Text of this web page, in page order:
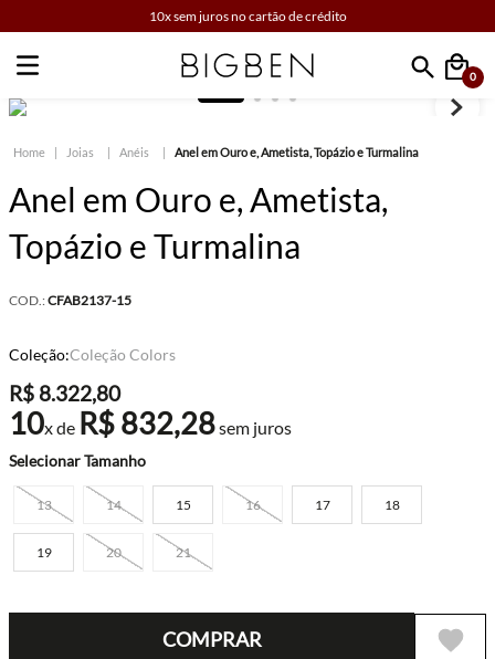
10x sem juros no cartão de crédito
Faça sua busca
0
Joias Anéis Anel em Ouro e, Ametista, Topázio e Turmalina
Anel em Ouro e, Ametista,
Topázio e Turmalina
COD.:CFAB2137-15
Coleção:Coleção Colors
R$ 8.322,80
10x de R$832,28sem juros
Tamanho
13 14 15 16 17 18
19 20 21
COMPRAR